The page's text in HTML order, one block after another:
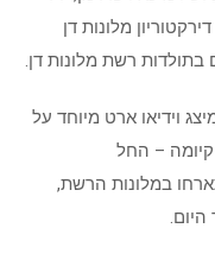
מלונות דן
רשת מלונות דן.
וידיאו ארט מיוחד על
75 השנים של קיומה – החל
במלונות הרשת,
היום.